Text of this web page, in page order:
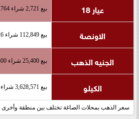
عيار 18 بيع 2,721 شراء 2,764
الاونصة بيع 112,849 شراء 114,626
الجنيه الذهب بيع 25,400 شراء 25,800
الكيلو بيع 3,628,571 شراء 3,685,714
سعر الذهب بمحلات الصاغة تختلف بين منطقة وأخرى